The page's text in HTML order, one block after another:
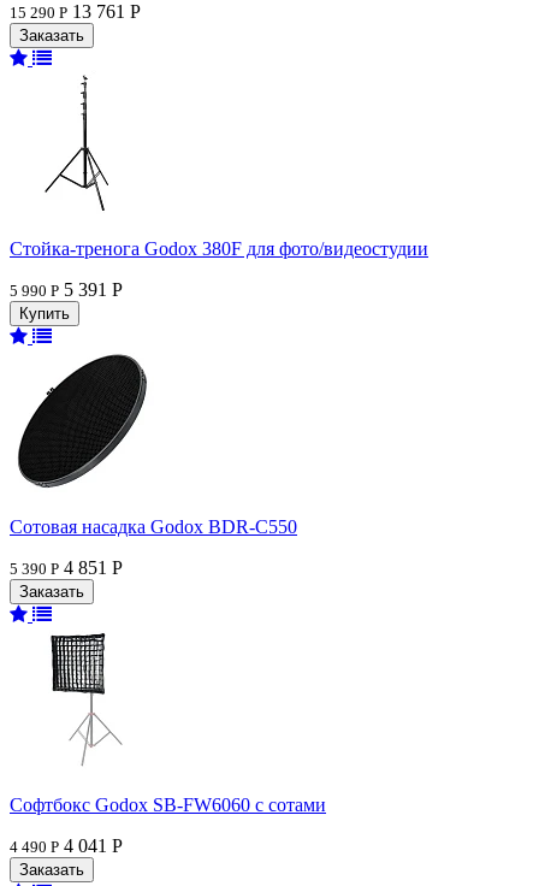
15 290 Р 13 761 Р
Стойка-тренога Godox 380F для фото/видеостудии
5 990 Р 5 391 Р
Сотовая насадка Godox BDR-C550
5 390 Р 4 851 Р
Софтбокс Godox SB-FW6060 с сотами
4 490 Р 4 041 Р